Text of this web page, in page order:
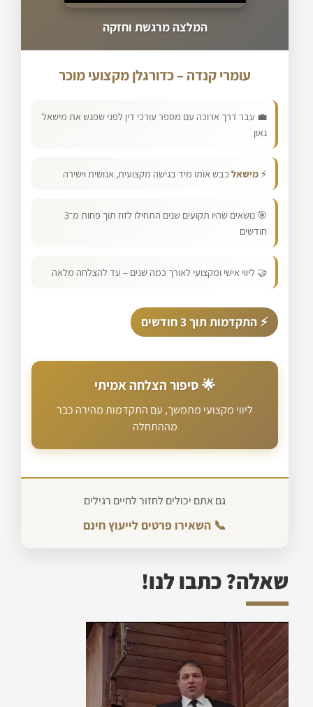
המלצה מרגשת וחזקה
עומרי קנדה – כדורגלן מקצועי מוכר
💼 עבר דרך ארוכה עם מספר עורכי דין לפני שפגש את מישאל
גאון
⚡ מישאל כבש אותו מיד בגישה מקצועית, אנושית וישירה
🎯 נושאים שהיו תקועים שנים התחילו לזוז תוך פחות מ־3
חודשים
🤝 ליווי אישי ומקצועי לאורך כמה שנים – עד להצלחה מלאה
⚡ התקדמות תוך 3 חודשים
🌟 סיפור הצלחה אמיתי
ליווי מקצועי מתמשך, עם התקדמות מהירה כבר
מההתחלה
גם אתם יכולים לחזור לחיים רגילים
📞 השאירו פרטים לייעוץ חינם
שאלה? כתבו לנו!